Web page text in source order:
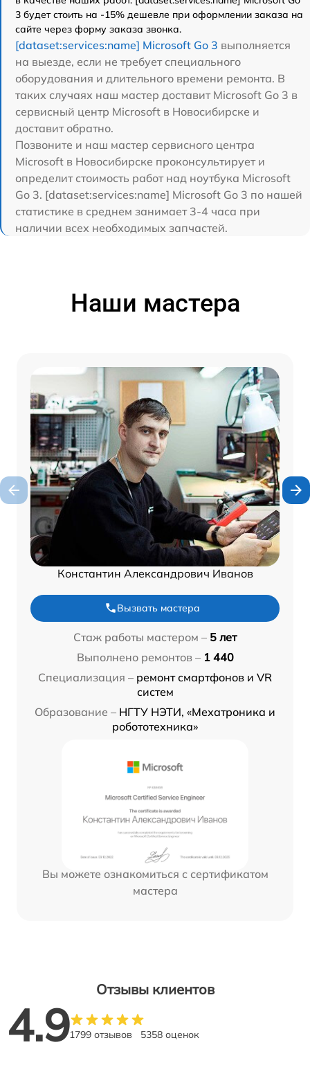
3 будет стоить на -15% дешевле при оформлении заказа на
сайте через форму заказа звонка.
[dataset:services:name] Microsoft Go 3 выполняется
на выезде, если не требует специального
оборудования и длительного времени ремонта. В
таких случаях наш мастер доставит Microsoft Go 3 в
сервисный центр Microsoft в Новосибирске и
доставит обратно.
Позвоните и наш мастер сервисного центра
Microsoft в Новосибирске проконсультирует и
определит стоимость работ над ноутбука Microsoft
Go 3. [dataset:services:name] Microsoft Go 3 по нашей
статистике в среднем занимает 3-4 часа при
наличии всех необходимых запчастей.
Наши мастера
Константин Александрович Иванов
Вызвать мастера
Стаж работы мастером – 5 лет
Выполнено ремонтов – 1 440
Специализация – ремонт смартфонов и VR
систем
Образование – НГТУ НЭТИ, «Мехатроника и
робототехника»
Вы можете ознакомиться с сертификатом
мастера
Отзывы клиентов
4.91799 отзывов 5358 оценок